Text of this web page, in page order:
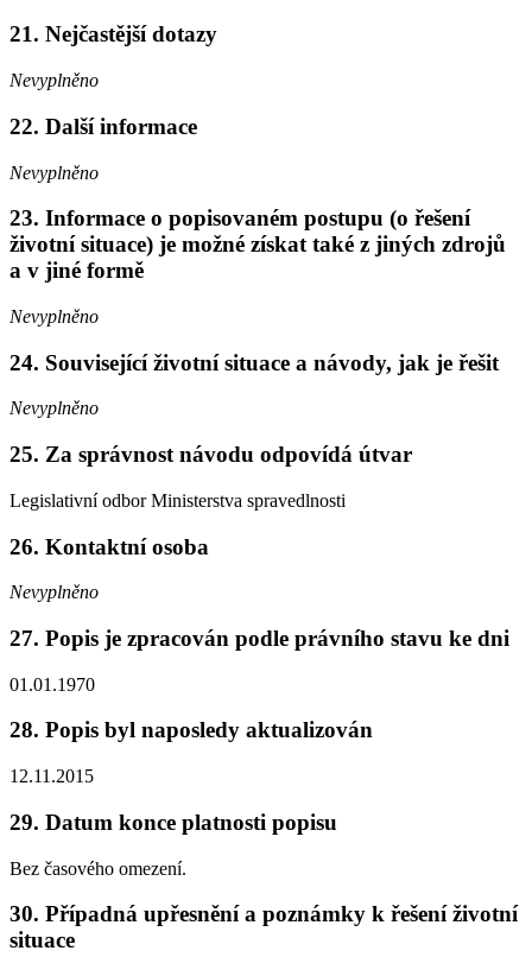
21. Nejčastější dotazy
Nevyplněno
22. Další informace
Nevyplněno
23. Informace o popisovaném postupu (o řešení
životní situace) je možné získat také z jiných zdrojů
a v jiné formě
Nevyplněno
24. Související životní situace a návody, jak je řešit
Nevyplněno
25. Za správnost návodu odpovídá útvar
Legislativní odbor Ministerstva spravedlnosti
26. Kontaktní osoba
Nevyplněno
27. Popis je zpracován podle právního stavu ke dni
01.01.1970
28. Popis byl naposledy aktualizován
12.11.2015
29. Datum konce platnosti popisu
Bez časového omezení.
30. Případná upřesnění a poznámky k řešení životní
situace